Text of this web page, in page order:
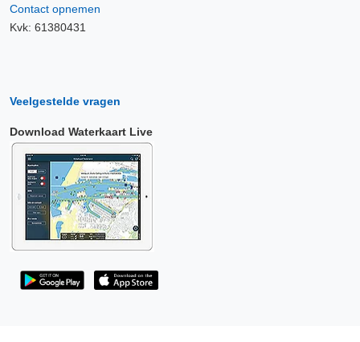
Contact opnemen
Kvk: 61380431
Veelgestelde vragen
Download Waterkaart Live